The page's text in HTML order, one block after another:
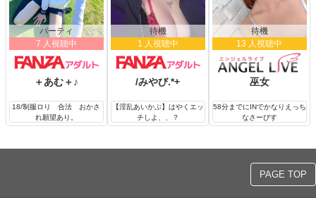
最後までご覧いただきありがとうございます。
お気に入り登録・推薦文・メール…
その一つひとつが、気づけば心に残っていて、
何度も読み返してしまいます。
嬉しい時は
（・∀・）ﾆﾔﾆﾔ♡
パーティ
7 人視聴中
＋あむ＋♪
18/制服ロり 合法 おかさ
れ願望あり。
待機
1 人視聴中
/みやび.*+
【淫乱あいかぷ】はやくエッ
チしよ、、？
待機
13 人視聴中
巫女
58分までにINでかなりえっち
なさーびす
PAGE TOP